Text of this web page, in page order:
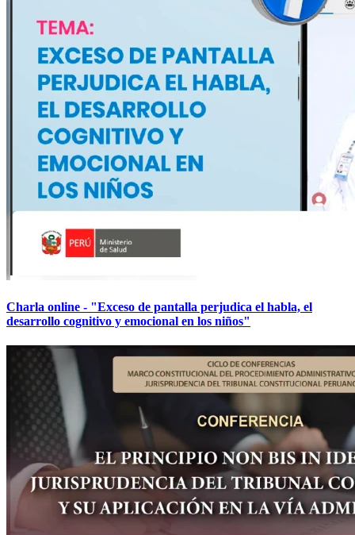
Charla online - "Exceso de pantalla perjudica el habla, el
desarrollo cognitivo y emocional en los niños"